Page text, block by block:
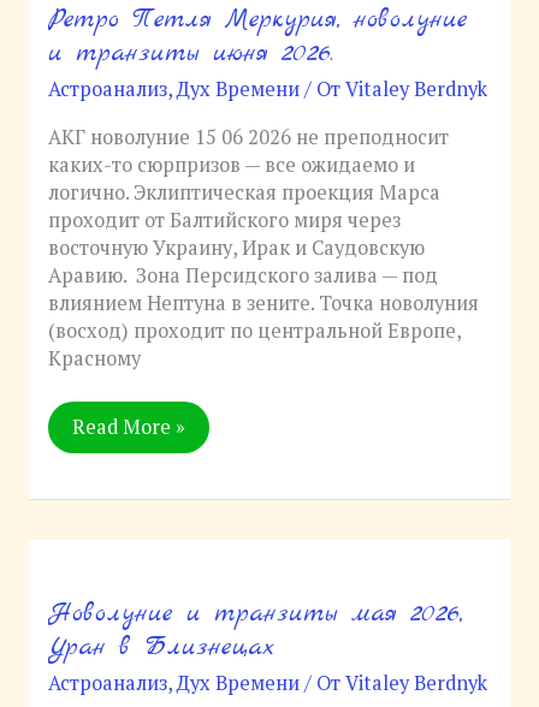
Ретро Петля Меркурия, новолуние
и транзиты июня 2026.
Астроанализ,Дух Времени/ ОтVitaley Berdnyk
АКГ новолуние 15 06 2026 не преподносит
каких-то сюрпризов — все ожидаемо и
логично. Эклиптическая проекция Марса
проходит от Балтийского миря через
восточную Украину, Ирак и Саудовскую
Аравию. Зона Персидского залива — под
влиянием Нептуна в зените. Точка новолуния
(восход) проходит по центральной Европе,
Красному
Ретро
Петля
Меркурия,
новолуние
и
транзиты
Read More »
Новолуние и транзиты мая 2026,
Уран в Близнецах
Астроанализ,Дух Времени/ ОтVitaley Berdnyk
Новолуние
и
транзиты
мая